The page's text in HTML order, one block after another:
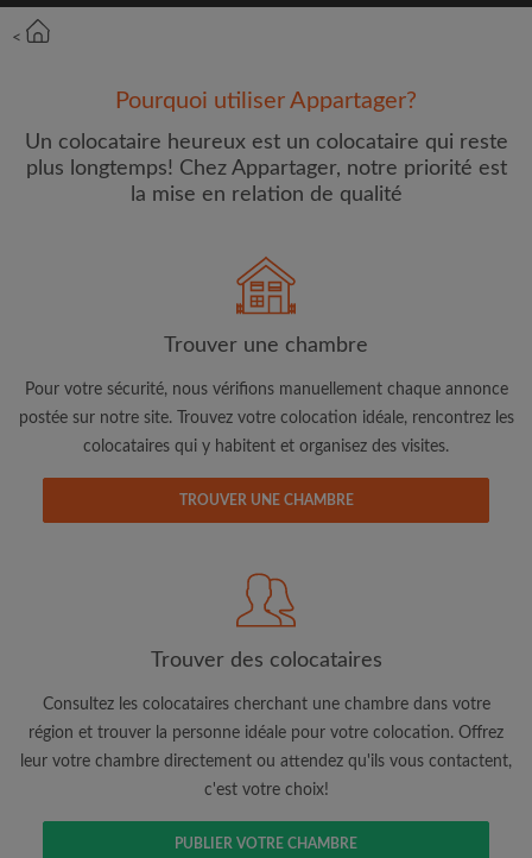
Prénom
Adresse email
J'ai lu, compris et accepte les
Conditions d'utilisation
et ai pris connaissance de la
CRÉER PROFIL
Je souhaite recevoir des offres exclusives et des mises à
<
Pourquoi utiliser Appartager?
Un colocataire heureux est un colocataire qui reste
plus longtemps! Chez Appartager, notre priorité est
la mise en relation de qualité
Trouver une chambre
Pour votre sécurité, nous vérifions manuellement chaque annonce
postée sur notre site. Trouvez votre colocation idéale, rencontrez les
colocataires qui y habitent et organisez des visites.
TROUVER UNE CHAMBRE
Trouver des colocataires
Consultez les colocataires cherchant une chambre dans votre
région et trouver la personne idéale pour votre colocation. Offrez
leur votre chambre directement ou attendez qu'ils vous contactent,
c'est votre choix!
PUBLIER VOTRE CHAMBRE